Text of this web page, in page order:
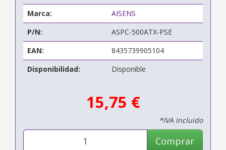
Marca:
AISENS
P/N:
ASPC-500ATX-PSE
EAN:
8435739905104
Disponibilidad:
Disponible
15,75 €
*IVA Incluido
Comprar